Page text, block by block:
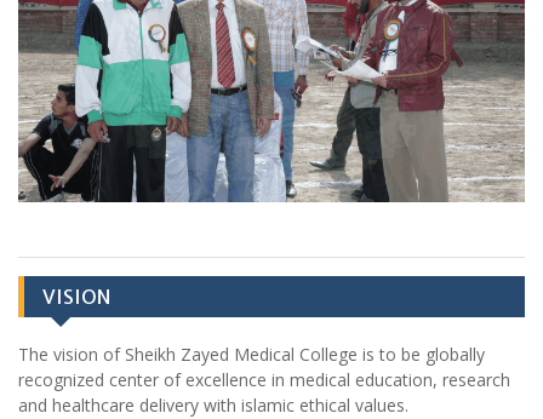
VISION
The vision of Sheikh Zayed Medical College is to be globally
recognized center of excellence in medical education, research
and healthcare delivery with islamic ethical values.